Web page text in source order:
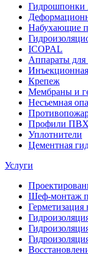
Гидрошпонки
Набухающие
ICOPAL
Аппараты для
Крепеж
Мембраны и
Несъемная
Профили ПВХ
Уплотнители
Цементная
Услуги
Шеф-монтаж